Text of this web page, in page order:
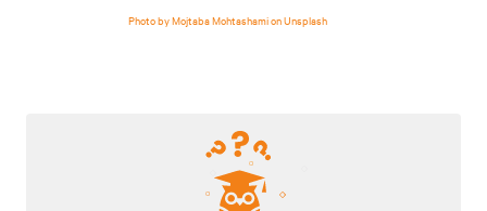
Photo by Mojtaba Mohtashami on Unsplash